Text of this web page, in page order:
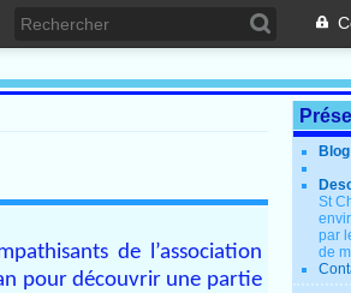
de l’association
pour découvrir une partie
Blog
St
par
de